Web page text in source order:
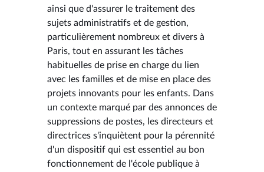
ainsi que d'assurer le traitement des
sujets administratifs et de gestion,
particulièrement nombreux et divers à
Paris, tout en assurant les tâches
habituelles de prise en charge du lien
avec les familles et de mise en place des
projets innovants pour les enfants. Dans
un contexte marqué par des annonces de
suppressions de postes, les directeurs et
directrices s'inquiètent pour la pérennité
d'un dispositif qui est essentiel au bon
fonctionnement de l'école publique à